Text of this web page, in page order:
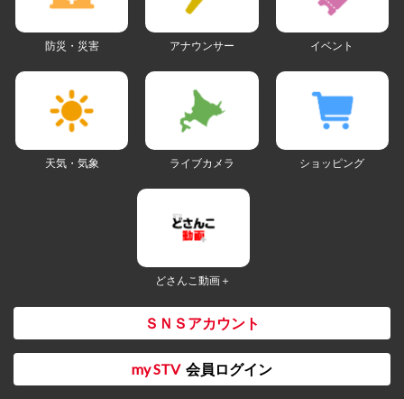
防災・災害 アナウンサー イベント
天気・気象 ライブカメラ ショッピング
どさんこ動画＋
ＳＮＳアカウント
my STV 会員ログイン